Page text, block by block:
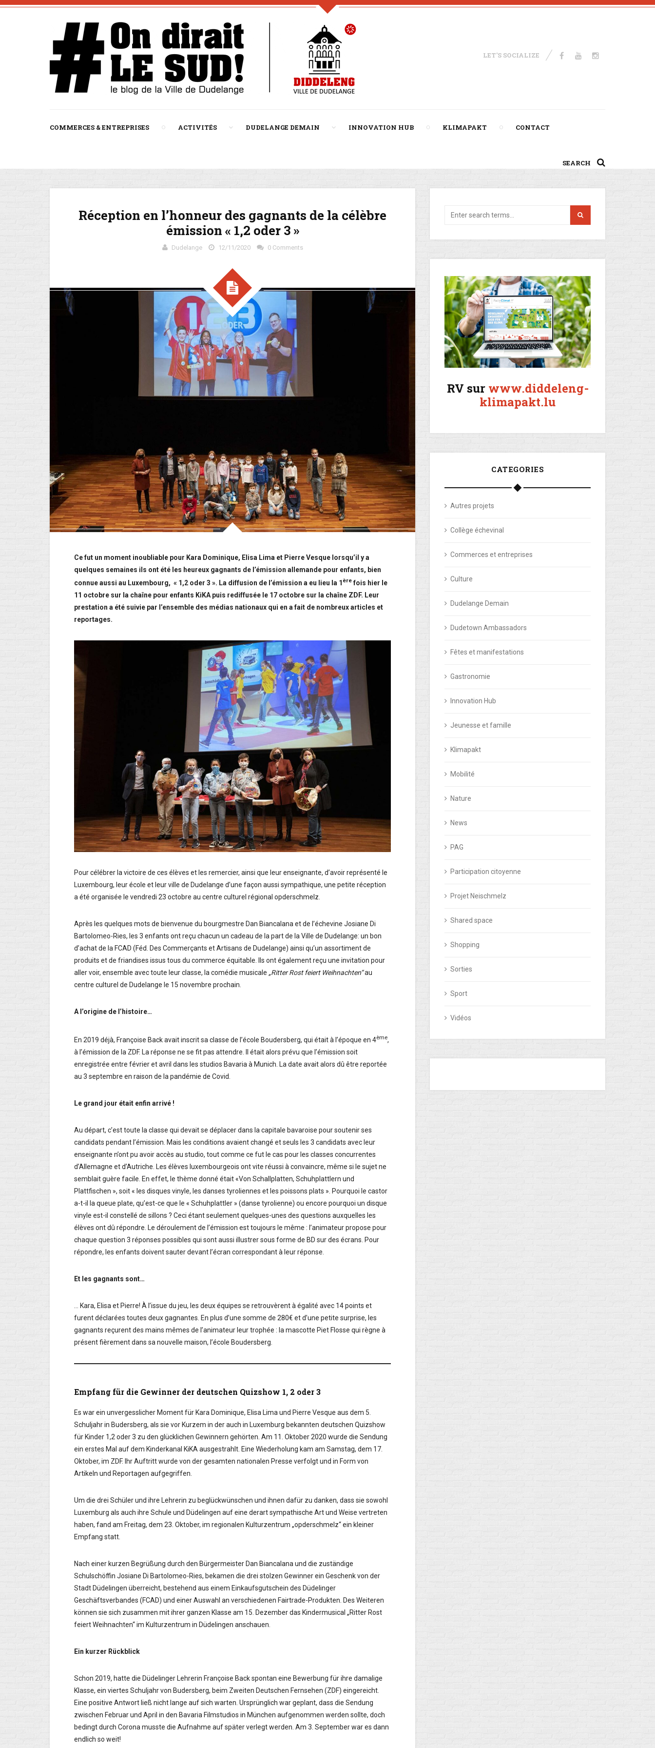
LET'S SOCIALIZE
COMMERCES & ENTREPRISES ACTIVITÉS DUDELANGE DEMAIN INNOVATION HUB KLIMAPAKT CONTACT
SEARCH
Réception en l’honneur des gagnants de la célèbre
émission « 1,2 oder 3 »
Dudelange 12/11/2020 0 Comments
Ce fut un moment inoubliable pour Kara Dominique, Elisa Lima et Pierre Vesque lorsqu’il y a
quelques semaines ils ont été les heureux gagnants de l’émission allemande pour enfants, bien
connue aussi au Luxembourg, « 1,2 oder 3 ». La diffusion de l’émission a eu lieu la 1 èrefois hier le
11 octobre sur la chaîne pour enfants KiKA puis rediffusée le 17 octobre sur la chaîne ZDF. Leur
prestation a été suivie par l’ensemble des médias nationaux qui en a fait de nombreux articles et
reportages.
Pour célébrer la victoire de ces élèves et les remercier, ainsi que leur enseignante, d’avoir représenté le
Luxembourg, leur école et leur ville de Dudelange d’une façon aussi sympathique, une petite réception
a été organisée le vendredi 23 octobre au centre culturel régional opderschmelz.
Après les quelques mots de bienvenue du bourgmestre Dan Biancalana et de l’échevine Josiane Di
Bartolomeo-Ries, les 3 enfants ont reçu chacun un cadeau de la part de la Ville de Dudelange: un bon
d’achat de la FCAD (Féd. Des Commerçants et Artisans de Dudelange) ainsi qu’un assortiment de
produits et de friandises issus tous du commerce équitable. Ils ont également reçu une invitation pour
aller voir, ensemble avec toute leur classe, la comédie musicale „Ritter Rost feiert Weihnachten“au
centre culturel de Dudelange le 15 novembre prochain.
A l’origine de l’histoire…
En 2019 déjà, Françoise Back avait inscrit sa classe de l’école Boudersberg, qui était à l’époque en 4ème,
à l’émission de la ZDF. La réponse ne se fit pas attendre. Il était alors prévu que l’émission soit
enregistrée entre février et avril dans les studios Bavaria à Munich. La date avait alors dû être reportée
au 3 septembre en raison de la pandémie de Covid.
Le grand jour était enfin arrivé !
Au départ, c’est toute la classe qui devait se déplacer dans la capitale bavaroise pour soutenir ses
candidats pendant l’émission. Mais les conditions avaient changé et seuls les 3 candidats avec leur
enseignante n’ont pu avoir accès au studio, tout comme ce fut le cas pour les classes concurrentes
d’Allemagne et d’Autriche. Les élèves luxembourgeois ont vite réussi à convaincre, même si le sujet ne
semblait guère facile. En effet, le thème donné était «Von Schallplatten, Schuhplattlern und
Plattfischen », soit « les disques vinyle, les danses tyroliennes et les poissons plats ». Pourquoi le castor
a-t-il la queue plate, qu’est-ce que le « Schuhplattler » (danse tyrolienne) ou encore pourquoi un disque
vinyle est-il constellé de sillons ? Ceci étant seulement quelques-unes des questions auxquelles les
élèves ont dû répondre. Le déroulement de l’émission est toujours le même : l’animateur propose pour
chaque question 3 réponses possibles qui sont aussi illustrer sous forme de BD sur des écrans. Pour
répondre, les enfants doivent sauter devant l’écran correspondant à leur réponse.
Et les gagnants sont…
… Kara, Elisa et Pierre! À l’issue du jeu, les deux équipes se retrouvèrent à égalité avec 14 points et
furent déclarées toutes deux gagnantes. En plus d’une somme de 280€ et d’une petite surprise, les
gagnants reçurent des mains mêmes de l’animateur leur trophée : la mascotte Piet Flosse qui règne à
présent fièrement dans sa nouvelle maison, l’école Boudersberg.
Empfang für die Gewinner der deutschen Quizshow 1, 2 oder 3
Es war ein unvergesslicher Moment für Kara Dominique, Elisa Lima und Pierre Vesque aus dem 5.
Schuljahr in Budersberg, als sie vor Kurzem in der auch in Luxemburg bekannten deutschen Quizshow
für Kinder 1,2 oder 3 zu den glücklichen Gewinnern gehörten. Am 11. Oktober 2020 wurde die Sendung
ein erstes Mal auf dem Kinderkanal KiKA ausgestrahlt. Eine Wiederholung kam am Samstag, dem 17.
Oktober, im ZDF. Ihr Auftritt wurde von der gesamten nationalen Presse verfolgt und in Form von
Artikeln und Reportagen aufgegriffen.
Um die drei Schüler und ihre Lehrerin zu beglückwünschen und ihnen dafür zu danken, dass sie sowohl
Luxemburg als auch ihre Schule und Düdelingen auf eine derart sympathische Art und Weise vertreten
haben, fand am Freitag, dem 23. Oktober, im regionalen Kulturzentrum „opderschmelz“ ein kleiner
Empfang statt.
Nach einer kurzen Begrüßung durch den Bürgermeister Dan Biancalana und die zuständige
Schulschöffin Josiane Di Bartolomeo-Ries, bekamen die drei stolzen Gewinner ein Geschenk von der
Stadt Düdelingen überreicht, bestehend aus einem Einkaufsgutschein des Düdelinger
Geschäftsverbandes (FCAD) und einer Auswahl an verschiedenen Fairtrade-Produkten. Des Weiteren
können sie sich zusammen mit ihrer ganzen Klasse am 15. Dezember das Kindermusical „Ritter Rost
feiert Weihnachten“ im Kulturzentrum in Düdelingen anschauen.
Ein kurzer Rückblick
Schon 2019, hatte die Düdelinger Lehrerin Françoise Back spontan eine Bewerbung für ihre damalige
Klasse, ein viertes Schuljahr von Budersberg, beim Zweiten Deutschen Fernsehen (ZDF) eingereicht.
Eine positive Antwort ließ nicht lange auf sich warten. Ursprünglich war geplant, dass die Sendung
zwischen Februar und April in den Bavaria Filmstudios in München aufgenommen werden sollte, doch
bedingt durch Corona musste die Aufnahme auf später verlegt werden. Am 3. September war es dann
endlich so weit!
RV sur www.diddeleng-
klimapakt.lu
CATEGORIES
Autres projets
Collège échevinal
Commerces et entreprises
Culture
Dudelange Demain
Dudetown Ambassadors
Fêtes et manifestations
Gastronomie
Innovation Hub
Jeunesse et famille
Klimapakt
Mobilité
Nature
News
PAG
Participation citoyenne
Projet Neischmelz
Shared space
Shopping
Sorties
Sport
Vidéos